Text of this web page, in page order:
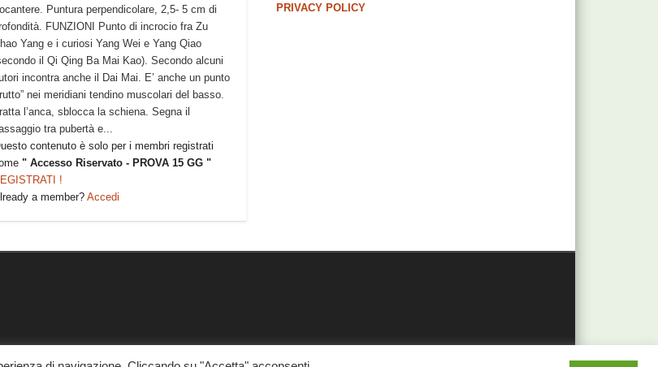
Puntura perpendicolare, 2,5- 5 cm di
FUNZIONI Punto di incrocio fra Zu
Yang e i curiosi Yang Wei e Yang Qiao
il Qi Qing Ba Mai Kao). Secondo alcuni
incontra anche il Dai Mai. E’ anche un punto
nei meridiani tendino muscolari del basso.
l’anca, sblocca la schiena. Segna il
tra pubertà e...
contenuto è solo per i membri registrati
" Accesso Riservato - PROVA 15 GG "
!
a member? Accedi
PRIVACY POLICY